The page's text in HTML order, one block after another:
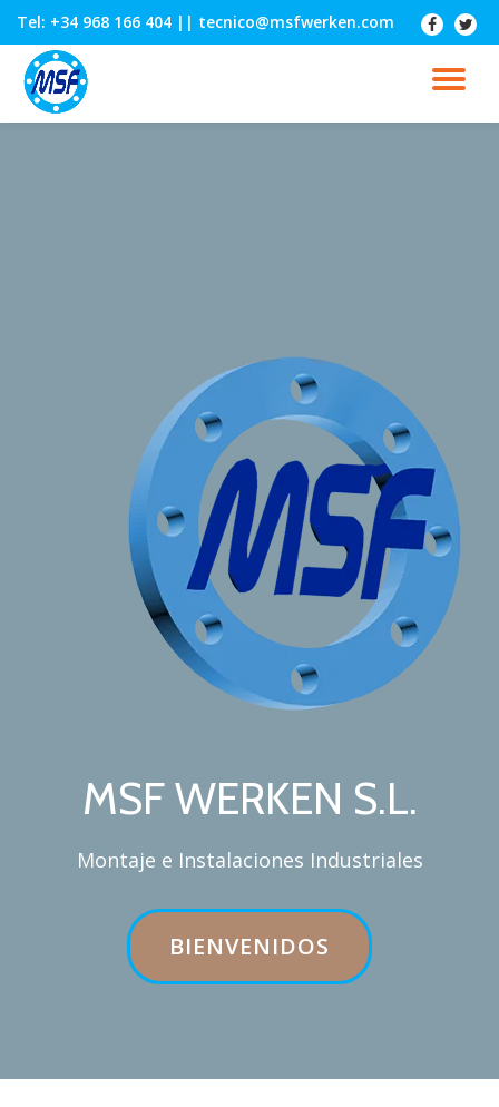
Saltar
contenido
Tel: +34 968 166 404 || tecnico@msfwerken.com - -
MSF WERKEN S.L.
Montaje e Instalaciones Industriales
ETIQUETA DEL BOTÓN DE
BIENVENIDOS